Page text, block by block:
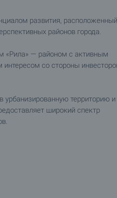
развития, расположенный
районов города.
«Рила» — районом с активным
со стороны
территорию и
широкий спектр